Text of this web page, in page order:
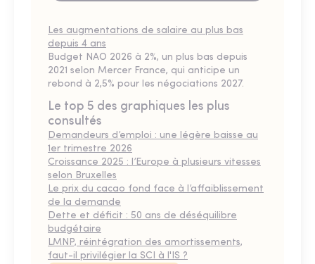
Les augmentations de salaire au plus bas
depuis 4 ans
Budget NAO 2026 à 2%, un plus bas depuis
2021 selon Mercer France, qui anticipe un
rebond à 2,5% pour les négociations 2027.
Le top 5 des graphiques les plus
consultés
Demandeurs d’emploi : une légère baisse au
1er trimestre 2026
Croissance 2025 : l’Europe à plusieurs vitesses
selon Bruxelles
Le prix du cacao fond face à l’affaiblissement
de la demande
Dette et déficit : 50 ans de déséquilibre
budgétaire
LMNP, réintégration des amortissements,
faut-il privilégier la SCI à l'IS ?